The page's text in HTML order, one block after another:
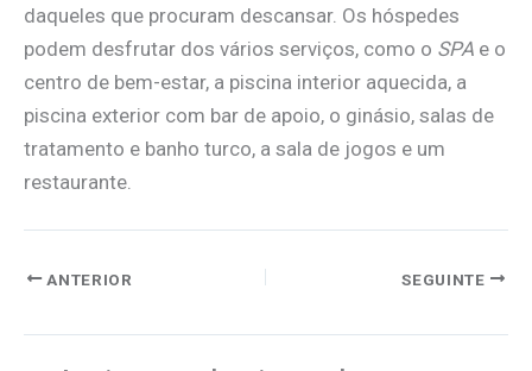
daqueles que procuram descansar. Os hóspedes
podem desfrutar dos vários serviços, como o SPA e o
centro de bem-estar, a piscina interior aquecida, a
piscina exterior com bar de apoio, o ginásio, salas de
tratamento e banho turco, a sala de jogos e um
restaurante.
ANTERIOR SEGUINTE